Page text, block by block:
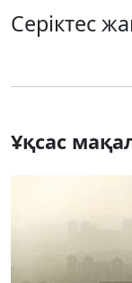
Серіктес
Ұқсас